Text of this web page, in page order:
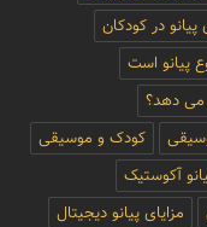
در کودکان
پیانو است
می دهد؟
کودک و موسیقی
آکوستیک
مزایای پیانو دیجیتال